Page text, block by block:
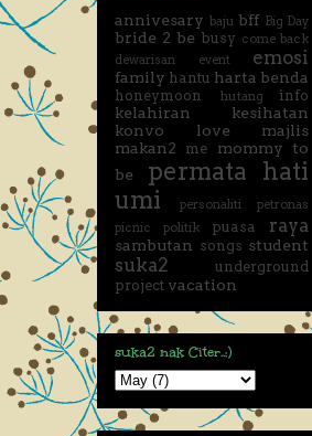
annivesary baju bff Big Day
bride 2 be busy come back
dewarisan event
emosi
family hantu harta benda
honeymoon hutang info
kelahiran
kesihatan
konvo
love
majlis
makan2
me
mommy to
be
permata hati
umi
personaliti
petronas
picnic
politik puasa raya
sambutan songs student
suka2
underground
project vacation
suka2 nak Citer..:)